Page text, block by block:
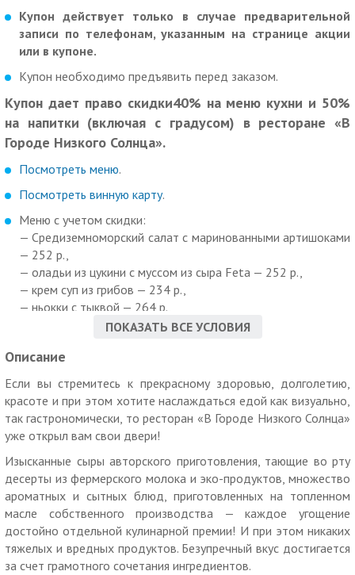
Купон действует только в случае предварительной
записи по телефонам, указанным на странице акции
или в купоне.
Купон необходимо предъявить перед заказом.
Купон дает право скидки40% на меню кухни и 50%
на напитки (включая с градусом) в ресторане «В
Городе Низкого Солнца».
Посмотреть меню.
Посмотреть винную карту.
Меню с учетом скидки:
— Средиземноморский салат с маринованными артишоками
— 252 р.,
— оладьи из цукини с муссом из сыра Feta — 252 р.,
— крем суп из грибов — 234 р.,
— ньокки с тыквой — 264 р.,
— домашний жареный сыр в пряных томатах — 288 р.,
— Мохито — 285 р.,
— виноградные напитки — от 175 р.
Дополнительные условия:
По купонам обслуживаются компании до 8 человек
(включительно).
Купон не распространяется на банкетное, детское меню,
завтраки, бизнес-ланч и другие спецпредложения
ресторана.
Как работает купон:
ПОКАЗАТЬ ВСЕ УСЛОВИЯ
Описание
Если вы стремитесь к прекрасному здоровью, долголетию,
красоте и при этом хотите наслаждаться едой как визуально,
так гастрономически, то ресторан «В Городе Низкого Солнца»
уже открыл вам свои двери!
Изысканные сыры авторского приготовления, тающие во рту
десерты из фермерского молока и эко-продуктов, множество
ароматных и сытных блюд, приготовленных на топленном
масле собственного производства — каждое угощение
достойно отдельной кулинарной премии! И при этом никаких
тяжелых и вредных продуктов. Безупречный вкус достигается
за счет грамотного сочетания ингредиентов.